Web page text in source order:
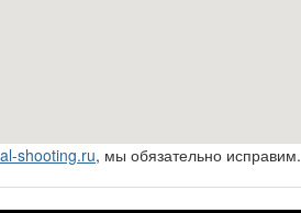
shooting.ru, мы обязательно исправим.